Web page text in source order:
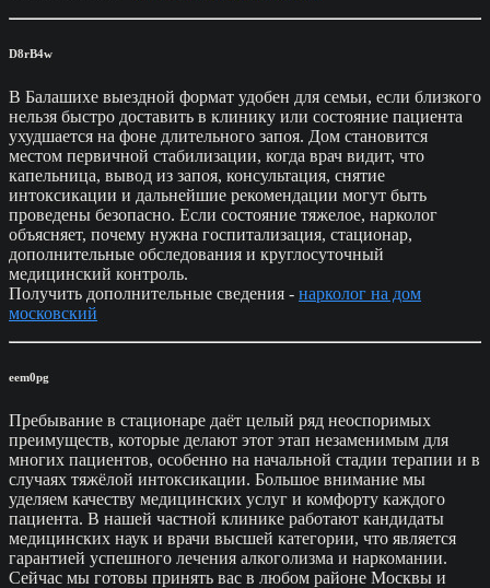
D8rB4w
В Балашихе выездной формат удобен для семьи, если близкого
нельзя быстро доставить в клинику или состояние пациента
ухудшается на фоне длительного запоя. Дом становится
местом первичной стабилизации, когда врач видит, что
капельница, вывод из запоя, консультация, снятие
интоксикации и дальнейшие рекомендации могут быть
проведены безопасно. Если состояние тяжелое, нарколог
объясняет, почему нужна госпитализация, стационар,
дополнительные обследования и круглосуточный
медицинский контроль.
Получить дополнительные сведения - нарколог на дом
московский
eem0pg
Пребывание в стационаре даёт целый ряд неоспоримых
преимуществ, которые делают этот этап незаменимым для
многих пациентов, особенно на начальной стадии терапии и в
случаях тяжёлой интоксикации. Большое внимание мы
уделяем качеству медицинских услуг и комфорту каждого
пациента. В нашей частной клинике работают кандидаты
медицинских наук и врачи высшей категории, что является
гарантией успешного лечения алкоголизма и наркомании.
Сейчас мы готовы принять вас в любом районе Москвы и